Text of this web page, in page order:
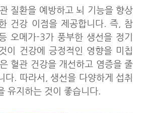
질환을 예방하고 뇌 기능을 향상
건강 이점을 제공합니다. 즉, 참
오메가-3가 풍부한 생선을 정기
이 건강에 긍정적인 영향을 미칩
혈관 건강을 개선하고 염증을 줄
다. 따라서, 생선을 다양하게 섭취
유지하는 것이 좋습니다.